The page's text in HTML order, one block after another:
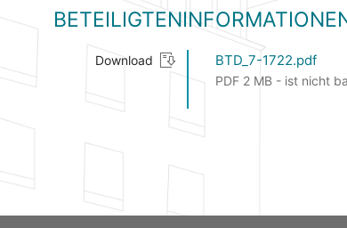
Download BTD_7-1722.pdf
PDF 2 MB - ist nicht